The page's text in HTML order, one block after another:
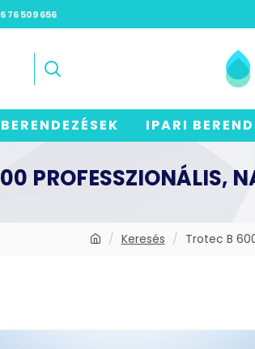
76 509 656
IPARI
Keresés Trotec B
PROFESSZIONÁLIS,